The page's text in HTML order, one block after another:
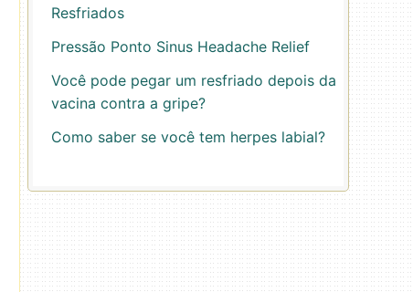
Resfriados
Pressão Ponto Sinus Headache Relief
Você pode pegar um resfriado depois da
vacina contra a gripe?
Como saber se você tem herpes labial?